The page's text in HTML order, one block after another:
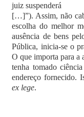
juiz suspenderá
[…]”). Assim, não
escolha do melhor
ausência de bens
Pública, inicia-se o
O que importa para a
tenha tomado
endereço fornecido.
ex lege.